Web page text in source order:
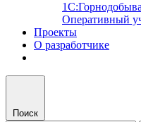
Оперативный
Проекты
О разработчике
Поиск